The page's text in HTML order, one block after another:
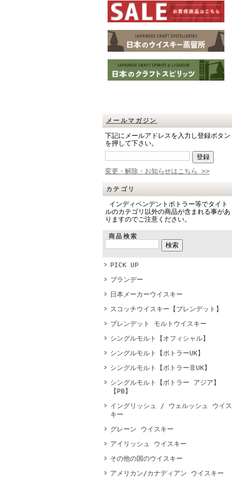
メールマガジン
下記にメールアドレスを入力し登録ボタン
を押して下さい。
変更・解除・お知らせはこちら >>
カテゴリ
インディペンデントボトラー等でタイト
ルのカテゴリ以外の商品が含まれる事があ
りますのでご注意ください。
商品検索
PICK UP
ブランデー
日本メーカーウイスキー
スコッチウイスキー【ブレンデット】
ブレンデット モルトウイスキー
シングルモルト【オフィシャル】
シングルモルト【ボトラーUK】
シングルモルト【ボトラー非UK】
シングルモルト【ボトラー アジア】
【PB】
イングリッシュ / ウェルッシュ ウイス
キー
グレーン ウイスキー
アイリッシュ ウイスキー
その他の国のウイスキー
アメリカン/カナディアン ウイスキー